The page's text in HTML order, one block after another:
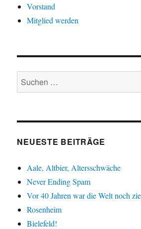
Vorstand
Mitglied werden
Suche
nach:
NEUESTE BEITRÄGE
Aale, Altbier, Altersschwäche
Never Ending Spam
Vor 40 Jahren war die Welt noch
Rosenheim
Bielefeld!